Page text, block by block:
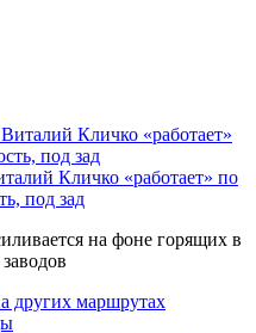
Кличко «работает» по
под зад
на фоне горящих в